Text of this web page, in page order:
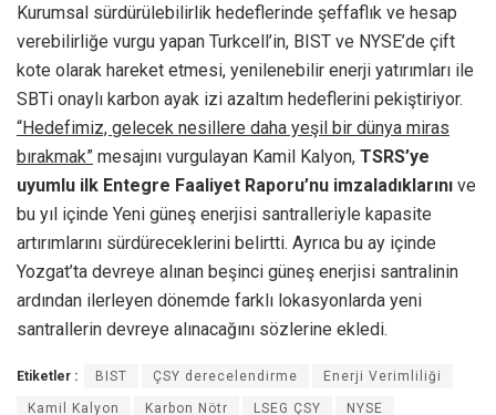
Kurumsal sürdürülebilirlik hedeflerinde şeffaflık ve hesap
verebilirliğe vurgu yapan Turkcell’in, BIST ve NYSE’de çift
kote olarak hareket etmesi, yenilenebilir enerji yatırımları ile
SBTi onaylı karbon ayak izi azaltım hedeflerini pekiştiriyor.
“Hedefimiz, gelecek nesillere daha yeşil bir dünya miras
bırakmak” mesajını vurgulayan Kamil Kalyon, TSRS’ye
uyumlu ilk Entegre Faaliyet Raporu’nu imzaladıklarını ve
bu yıl içinde Yeni güneş enerjisi santralleriyle kapasite
artırımlarını sürdüreceklerini belirtti. Ayrıca bu ay içinde
Yozgat’ta devreye alınan beşinci güneş enerjisi santralinin
ardından ilerleyen dönemde farklı lokasyonlarda yeni
santrallerin devreye alınacağını sözlerine ekledi.
Etiketler : BIST ÇSY derecelendirme Enerji Verimliliği
Kamil Kalyon Karbon Nötr LSEG ÇSY NYSE